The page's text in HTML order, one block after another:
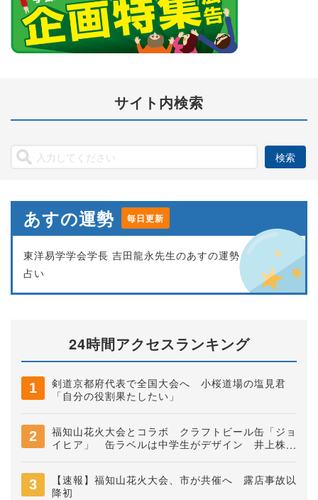
サイト内検索
あすの運勢 毎日更新
東洋易学学会学長 吉田龍永先生のあすの運勢
占い
24時間アクセスランキング
剣道京都府代表で全国大会へ 小桜道場の塩見君
「自分の役割果たしたい」
福知山花火大会とコラボ クラフトビール缶「ジョ
イヒア」 缶ラベルは中学生がデザイン 井上株式
【速報】福知山花火大会、市が共催へ 露店事故以
降初